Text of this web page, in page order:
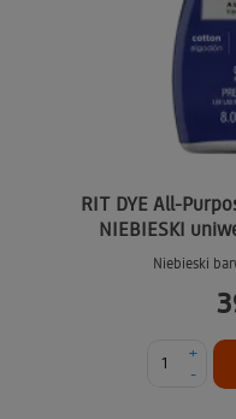
RIT DYE All-
NIEBIESKI
Niebieski
-
+